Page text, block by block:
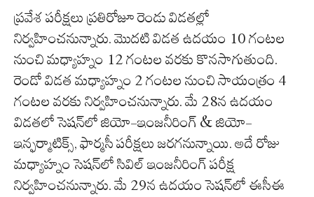
ప్రవేశ పరీక్షలు ప్రతిరోజూ రెండు విడతల్లో
నిర్వహించనున్నారు. మొదటి విడత ఉదయం 10 గంటల
నుంచి మధ్యాహ్నం 12 గంటల వరకు కొనసాగుతుంది.
రెండో విడత మధ్యాహ్నం 2 గంటల నుంచి సాయంత్రం 4
గంటల వరకు నిర్వహించనున్నారు. మే 28న ఉదయం
విడతలో సెషన్‌లో జియో-ఇంజనీరింగ్ & జియో-
ఇన్ఫర్మాటిక్స్, ఫార్మసీ పరీక్షలు జరగనున్నాయి. అదే రోజు
మధ్యాహ్నం సెషన్‌లో సివిల్ ఇంజనీరింగ్ పరీక్ష
నిర్వహించనున్నారు. మే 29న ఉదయం సెషన్‌లో ఈసీఈ